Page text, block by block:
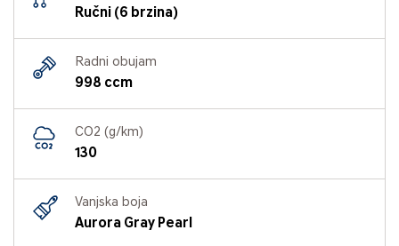
Ručni (6 brzina)
Radni obujam
998 ccm
CO2 (g/km)
130
Vanjska boja
Aurora Gray Pearl